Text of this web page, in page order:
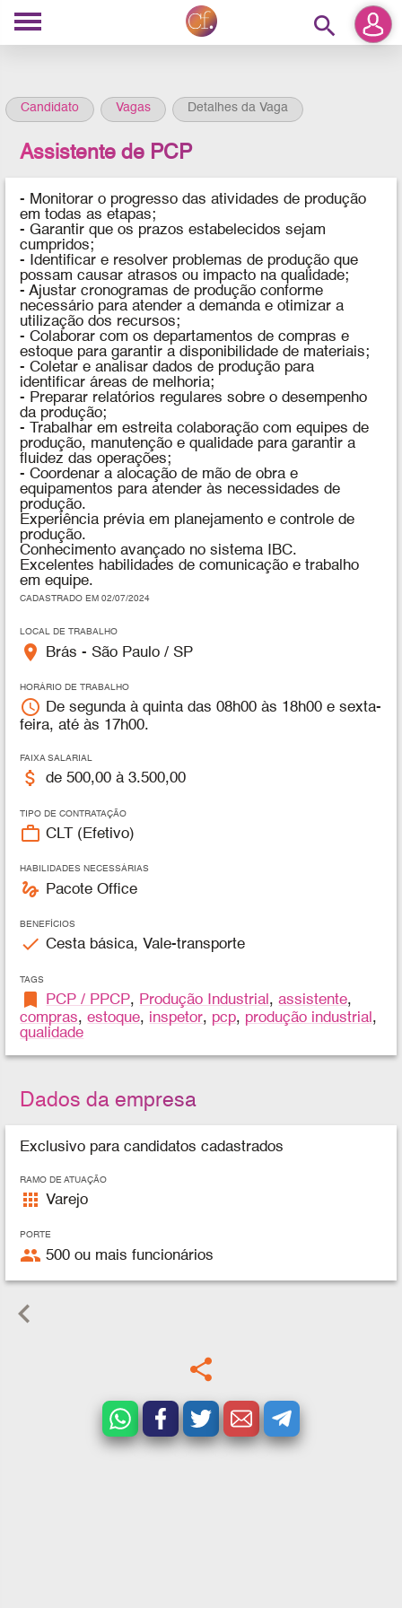
search
Candidato Vagas Detalhes da Vaga
Assistente de PCP
- Monitorar o progresso das atividades de produção
em todas as etapas;
- Garantir que os prazos estabelecidos sejam
cumpridos;
- Identificar e resolver problemas de produção que
possam causar atrasos ou impacto na qualidade;
- Ajustar cronogramas de produção conforme
necessário para atender a demanda e otimizar a
utilização dos recursos;
- Colaborar com os departamentos de compras e
estoque para garantir a disponibilidade de materiais;
- Coletar e analisar dados de produção para
identificar áreas de melhoria;
- Preparar relatórios regulares sobre o desempenho
da produção;
- Trabalhar em estreita colaboração com equipes de
produção, manutenção e qualidade para garantir a
fluidez das operações;
- Coordenar a alocação de mão de obra e
equipamentos para atender às necessidades de
produção.
Experiência prévia em planejamento e controle de
produção.
Conhecimento avançado no sistema IBC.
Excelentes habilidades de comunicação e trabalho
em equipe.
CADASTRADO EM 02/07/2024
LOCAL DE TRABALHO
place Brás - São Paulo / SP
HORÁRIO DE TRABALHO
access_time De segunda à quinta das 08h00 às 18h00 e sexta-
feira, até às 17h00.
FAIXA SALARIAL
attach_money de 500,00 à 3.500,00
TIPO DE CONTRATAÇÃO
work_outline CLT (Efetivo)
HABILIDADES NECESSÁRIAS
gesture Pacote Office
BENEFÍCIOS
check Cesta básica, Vale-transporte
TAGS
bookmark PCP / PPCP, Produção Industrial ,assistente,
compras,estoque, inspetor, pcp, produção industrial ,
qualidade
Dados da empresa
Exclusivo para candidatos cadastrados
RAMO DE ATUAÇÃO
apps Varejo
PORTE
people 500 ou mais funcionários
keyboard_arrow_left
share